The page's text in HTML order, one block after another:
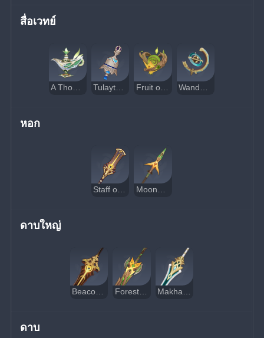
สื่อเวทย์
A Thousand Floating Dreams Tulaytullah's Remembrance Fruit of Fulfillment Wandering Evenstar
หอก
Staff of the Scarlet Sands Moonpiercer
ดาบใหญ่
Beacon of the Reed Sea Forest Regalia Makhaira Aquamarine
ดาบ